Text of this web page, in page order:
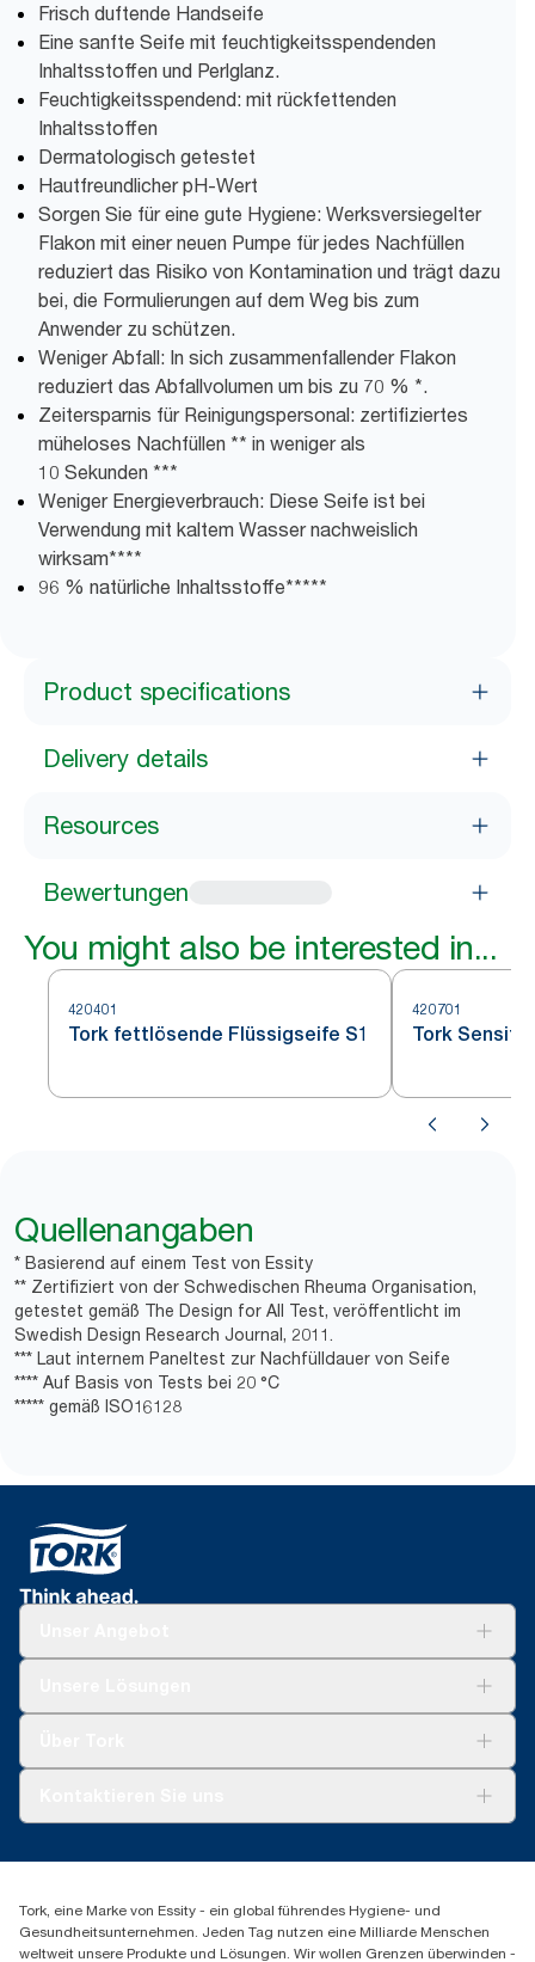
Frisch duftende Handseife
Eine sanfte Seife mit feuchtigkeitsspendenden
Inhaltsstoffen und Perlglanz.
Feuchtigkeitsspendend: mit rückfettenden
Inhaltsstoffen
Dermatologisch getestet
Hautfreundlicher pH-Wert
Sorgen Sie für eine gute Hygiene: Werksversiegelter
Flakon mit einer neuen Pumpe für jedes Nachfüllen
reduziert das Risiko von Kontamination und trägt dazu
bei, die Formulierungen auf dem Weg bis zum
Anwender zu schützen.
Weniger Abfall: In sich zusammenfallender Flakon
reduziert das Abfallvolumen um bis zu 70 % *.
Zeitersparnis für Reinigungspersonal: zertifiziertes
müheloses Nachfüllen ** in weniger als
10 Sekunden ***
Weniger Energieverbrauch: Diese Seife ist bei
Verwendung mit kaltem Wasser nachweislich
wirksam****
96 % natürliche Inhaltsstoffe*****
Product specifications
Delivery details
Resources
Bewertungen
You might also be interested in...
420401
Tork fettlösende Flüssigseife S1
420701
Tork
Quellenangaben
* Basierend auf einem Test von Essity
** Zertifiziert von der Schwedischen Rheuma Organisation,
getestet gemäß The Design for All Test, veröffentlicht im
Swedish Design Research Journal, 2011.
*** Laut internem Paneltest zur Nachfülldauer von Seife
**** Auf Basis von Tests bei 20 °C
***** gemäß ISO16128
Spenderreklamation
+41 (0)848/810152
Essity Switzerland AG
Parkstraße 1b
Tork, eine Marke von Essity - ein global führendes Hygiene- und
Gesundheitsunternehmen. Jeden Tag nutzen eine Milliarde Menschen
weltweit unsere Produkte und Lösungen. Wir wollen Grenzen überwinden -